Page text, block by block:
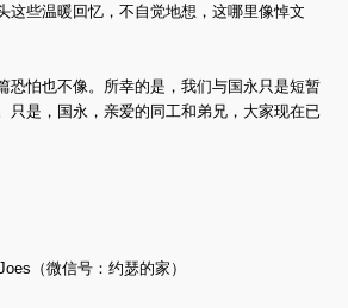
这些温暖回忆，不自觉地想，这哪里像悼文
恐怕也不像。所幸的是，我们与国永只是短暂
只是，国永，亲爱的同工和弟兄，大家现在已
（微信号：约瑟的家）